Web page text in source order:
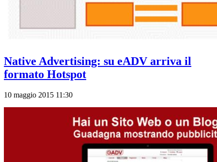
Native Advertising: su eADV arriva il
formato Hotspot
10 maggio 2015 11:30